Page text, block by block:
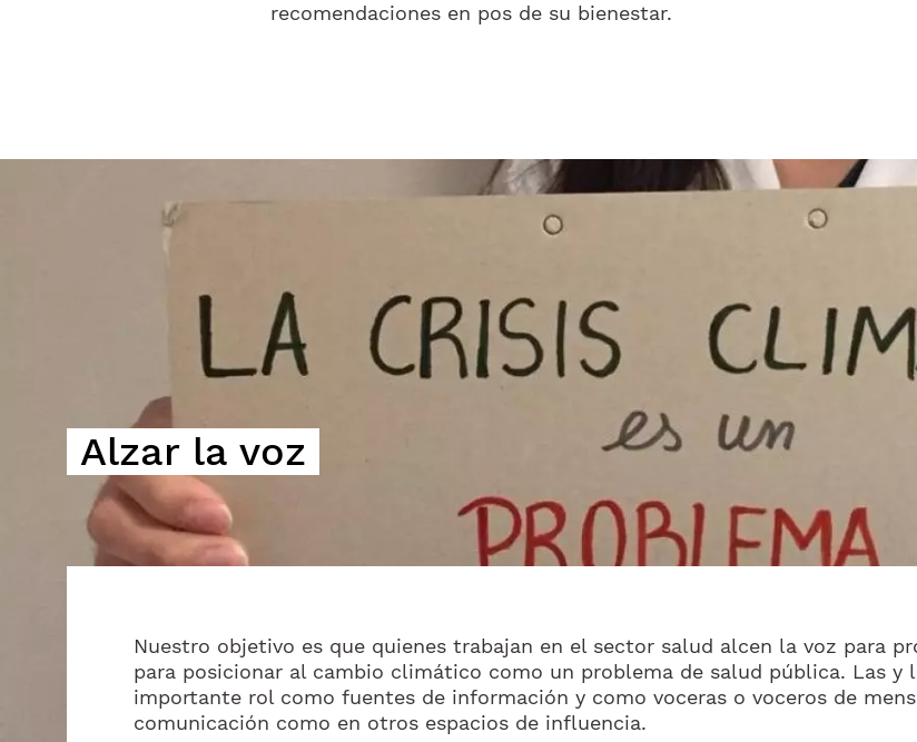
recomendaciones en pos de su bienestar.
Alzar la voz
Nuestro objetivo es que quienes trabajan en el sector salud alcen la voz para
para posicionar al cambio climático como un problema de salud pública. Las y
importante rol como fuentes de información y como voceras o voceros de
comunicación como en otros espacios de influencia.